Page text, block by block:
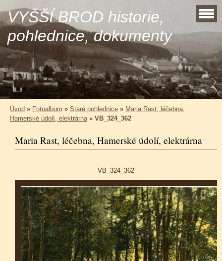
VYŠŠÍ BROD historie,
pohlednice, dokumenty
Úvod » Fotoalbum » Staré pohlednice » Maria Rast, léčebna,
Hamerské údolí, elektrárna» VB_324_362
Maria Rast, léčebna, Hamerské údolí, elektrárna
VB_324_362